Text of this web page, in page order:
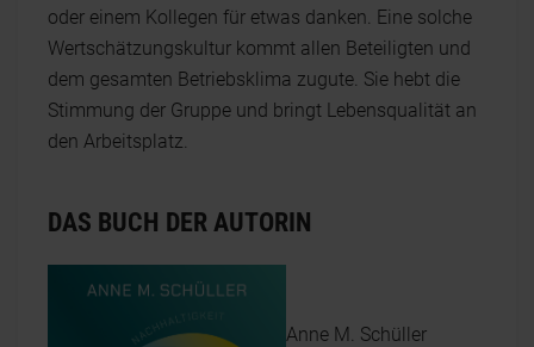
oder einem Kollegen für etwas danken. Eine solche
Wertschätzungskultur kommt allen Beteiligten und
dem gesamten Betriebsklima zugute. Sie hebt die
Stimmung der Gruppe und bringt Lebensqualität an
den Arbeitsplatz.
DAS BUCH DER AUTORIN
Anne M. Schüller